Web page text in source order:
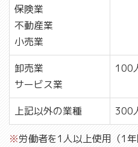
保険業
不動産業
小売業
卸売業
サービス業
100
上記以外の業種 300
※労働者を1人以上使用（1